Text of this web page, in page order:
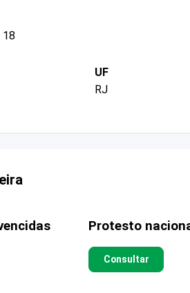
18
UF
RJ
Protesto
Consultar